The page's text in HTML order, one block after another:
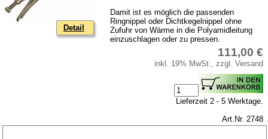
Detail
Damit ist es möglich die passenden
Ringnippel oder Dichtkegelnippel ohne
Zufuhr von Wärme in die Polyamidleitung
einzuschlagen oder zu pressen.
111,00 €
inkl. 19% MwSt., zzgl. Versand
Lieferzeit 2 - 5 Werktage.
Art.Nr. 2748